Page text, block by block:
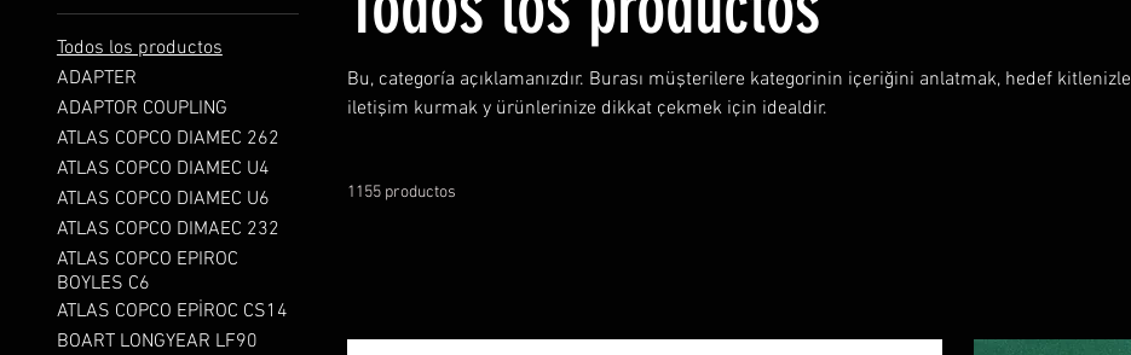
Todos los productos
ADAPTER
ADAPTOR COUPLING
ATLAS COPCO DIAMEC 262
ATLAS COPCO DIAMEC U4
ATLAS COPCO DIAMEC U6
ATLAS COPCO DIMAEC 232
ATLAS COPCO EPIROC
BOYLES C6
ATLAS COPCO EPİROC CS14
BOART LONGYEAR LF90
Bu, categoría açıklamanızdır. Burası müşterilere kategorinin içeriğini anlatmak, hedef kitlenizle
iletişim kurmak y ürünlerinize dikkat çekmek için idealdir.
1155 productos